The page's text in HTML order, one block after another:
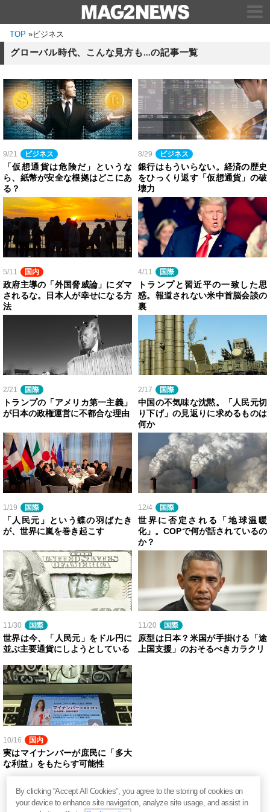
TOP »ビジネス
グローバル時代、こんな見方も…の記事一覧
9/21 ビジネス
「仮想通貨は危険だ」というな
ら、紙幣が安全な根拠はどこにあ
る？
8/29 ビジネス
銀行はもういらない。経済の歴史
をひっくり返す「仮想通貨」の破
壊力
5/11 国内
政府主導の「外国脅威論」にダマ
されるな。日本人が幸せになる方
法
4/11 国際
トランプと習近平の一致した思
惑。報道されない米中首脳会談の
裏
2/21 国際
トランプの「アメリカ第一主義」
が日本の政権運営に不都合な理由
2/17 国際
中国の不気味な沈黙。「人民元切
り下げ」の見返りに求めるものは
何か
1/19 国際
「人民元」という蝶の羽ばたき
が、世界に嵐を巻き起こす
12/4 国際
世界に否定される「地球温暖
化」。COPで何が話されているの
か？
11/30 国際
世界は今、「人民元」をドル円に
並ぶ主要通貨にしようとしている
11/20 国際
原型は日本？米国が手掛ける「途
上国支援」のおそるべきカラクリ
10/16 国内
実はマイナンバーが庶民に「多大
な利益」をもたらす可能性
By clicking “Accept All Cookies”, you agree to the storing of cookies on
your device to enhance site navigation, analyze site usage, and assist in